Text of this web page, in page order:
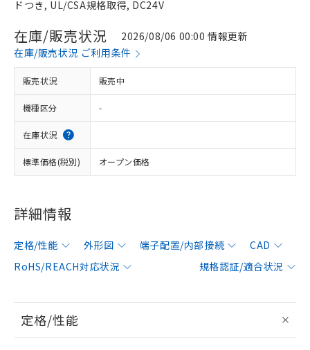
ドつき, UL/CSA規格取得, DC24V
在庫/販売状況
2026/08/06 00:00 情報更新
在庫/販売状況 ご利用条件
販売状況 販売中
機種区分 -
在庫状況
標準価格(税別) オープン価格
詳細情報
定格/性能 外形図 端子配置/内部接続
CAD
RoHS/REACH対応状況
規格認証/適合状況
定格/性能